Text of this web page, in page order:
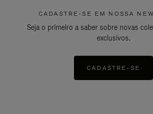
CADASTRE-SE EM NOSSA
Seja o primeiro a saber sobre novas
exclusivos.
CADASTRE-SE